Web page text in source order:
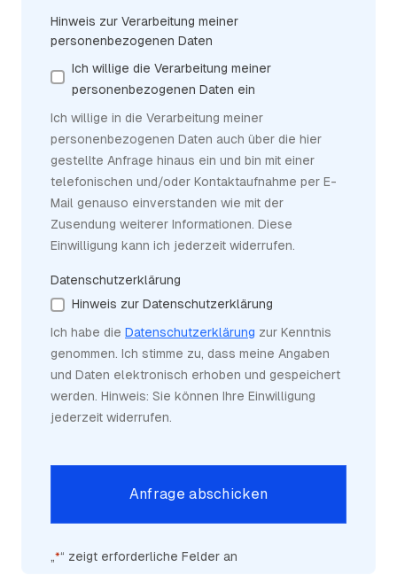
„*“ zeigt erforderliche Felder an
Hinweis zur Verarbeitung meiner
personenbezogenen Daten
Ich willige die Verarbeitung meiner
personenbezogenen Daten ein
Ich willige in die Verarbeitung meiner
personenbezogenen Daten auch über die hier
gestellte Anfrage hinaus ein und bin mit einer
telefonischen und/oder Kontaktaufnahme per E-
Mail genauso einverstanden wie mit der
Zusendung weiterer Informationen. Diese
Einwilligung kann ich jederzeit widerrufen.
Datenschutzerklärung
Hinweis zur Datenschutzerklärung
Ich habe die Datenschutzerklärung zur Kenntnis
genommen. Ich stimme zu, dass meine Angaben
und Daten elektronisch erhoben und gespeichert
werden. Hinweis: Sie können Ihre Einwilligung
jederzeit widerrufen.
Alternative: